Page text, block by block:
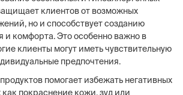
клиентов от возможных
но и способствует созданию
и комфорта. Это особенно важно в
клиенты могут иметь чувствительную
предпочтения.
помогает избежать негативных
как покраснение кожи, зуд или